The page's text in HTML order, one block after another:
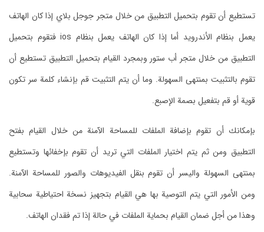
تستطيع أن تقوم بتحميل التطبيق من خلال متجر جوجل بلاي إذا كان الهاتف
يعمل بنظام الأندرويد أما إذا كان الهاتف يعمل بنظام ios فتقوم بتحميل
التطبيق من خلال متجر أب ستور وبمجرد القيام بتحميل التطبيق تستطيع أن
تقوم بالتثبيت بمنتهى السهولة. وما أن يتم التثبيت قم بإنشاء كلمة سر تكون
قوية أو قم بتفعيل بصمة الإصبع.
بإمكانك أن تقوم بإضافة الملفات للمساحة الآمنة من خلال القيام بفتح
التطبيق ومن ثم يتم اختيار الملفات التي تريد أن تقوم بإخفائها وتستطيع
بمنتهى السهولة واليسر أن تقوم بنقل الفيديوهات والصور للمساحة الآمنة.
ومن الأمور التي يتم التوصية بها هي القيام بتجهيز نسخة احتياطية سحابية
وهذا من أجل ضمان القيام بحماية الملفات في حالة إذا تم فقدان الهاتف.